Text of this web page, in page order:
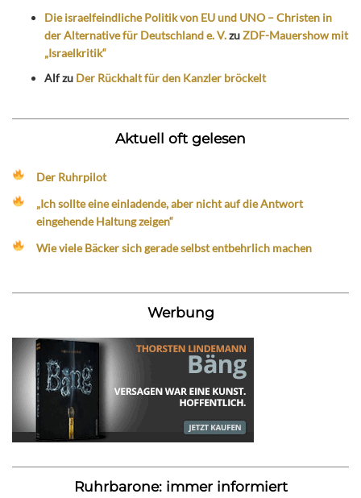
Die israelfeindliche Politik von EU und UNO – Christen in
der Alternative für Deutschland e. V.zuZDF-Mauershow mit
„Israelkritik“
Alfzu Der Rückhalt für den Kanzler bröckelt
Aktuell oft gelesen
Der Ruhrpilot
„Ich sollte eine einladende, aber nicht auf die Antwort
eingehende Haltung zeigen“
Wie viele Bäcker sich gerade selbst entbehrlich machen
Werbung
Ruhrbarone: immer informiert